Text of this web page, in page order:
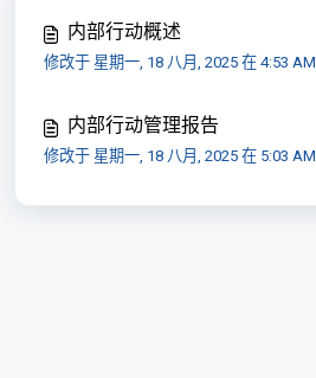
内部行动概述
修改于 星期一, 18 八月, 2025 在 4:53 AM
内部行动管理报告
修改于 星期一, 18 八月, 2025 在 5:03 AM